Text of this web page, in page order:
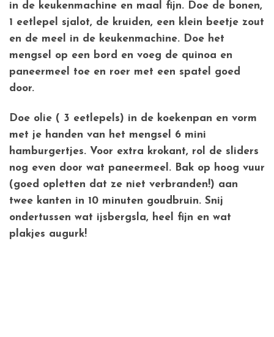
in de keukenmachine en maal fijn. Doe de bonen,
1 eetlepel sjalot, de kruiden, een klein beetje zout
en de meel in de keukenmachine. Doe het
mengsel op een bord en voeg de quinoa en
paneermeel toe en roer met een spatel goed
door.
Doe olie ( 3 eetlepels) in de koekenpan en vorm
met je handen van het mengsel 6 mini
hamburgertjes. Voor extra krokant, rol de sliders
nog even door wat paneermeel. Bak op hoog vuur
(goed opletten dat ze niet verbranden!) aan
twee kanten in 10 minuten goudbruin. Snij
ondertussen wat ijsbergsla, heel fijn en wat
plakjes augurk!